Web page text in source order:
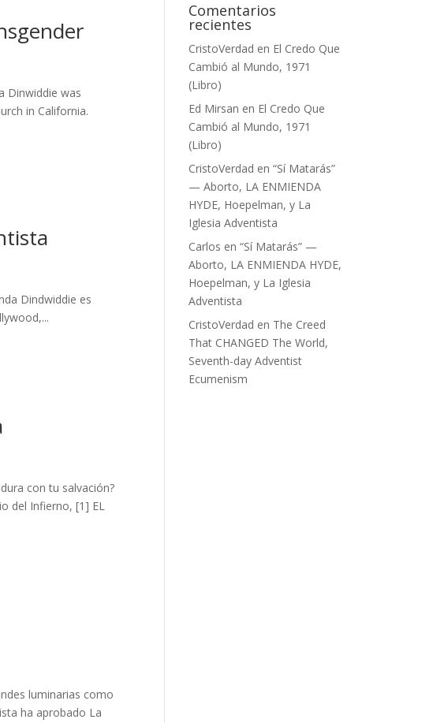
Dinwiddie was
in California.
Dindwiddie es
con tu salvación?
del Infierno, [1] EL
luminarias como
ha aprobado La
Comentarios
recientes
CristoVerdad en El Credo Que
Cambió al Mundo, 1971
(Libro)
Ed Mirsan en El Credo Que
Cambió al Mundo, 1971
(Libro)
CristoVerdad en“Sí Matarás”
— Aborto, LA ENMIENDA
HYDE, Hoepelman, y La
Iglesia Adventista
Carlos en“Sí Matarás” —
Aborto, LA ENMIENDA HYDE,
Hoepelman, y La Iglesia
Adventista
CristoVerdad en The Creed
That CHANGED The World,
Seventh-day Adventist
Ecumenism